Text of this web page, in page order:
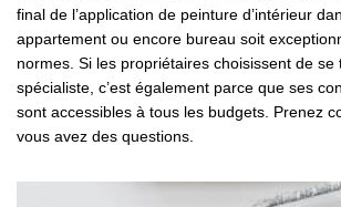
final de l’application de peinture d’intérieur
appartement ou encore bureau soit
normes. Si les propriétaires choisissent de se
spécialiste, c’est également parce que ses
sont accessibles à tous les budgets. Prenez
vous avez des questions.